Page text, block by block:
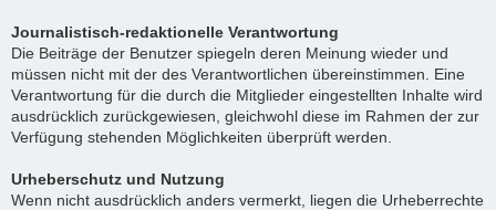
Journalistisch-redaktionelle Verantwortung
Die Beiträge der Benutzer spiegeln deren Meinung wieder und
müssen nicht mit der des Verantwortlichen übereinstimmen. Eine
Verantwortung für die durch die Mitglieder eingestellten Inhalte wird
ausdrücklich zurückgewiesen, gleichwohl diese im Rahmen der zur
Verfügung stehenden Möglichkeiten überprüft werden.
Urheberschutz und Nutzung
Wenn nicht ausdrücklich anders vermerkt, liegen die Urheberrechte